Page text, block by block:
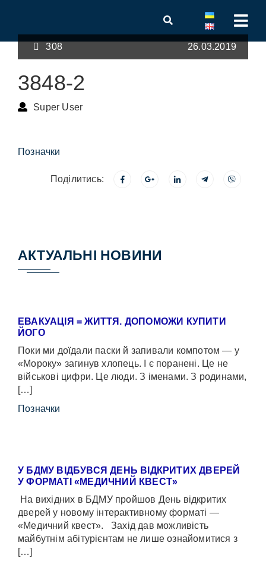
308 26.03.2019
3848-2
Super User
Позначки
Поділитись:
АКТУАЛЬНІ НОВИНИ
ЕВАКУАЦІЯ = ЖИТТЯ. ДОПОМОЖИ КУПИТИ
ЙОГО
Поки ми доїдали паски й запивали компотом — у
«Мороку» загинув хлопець. І є поранені. Це не
військові цифри. Це люди. З іменами. З родинами,
[…]
Позначки
У БДМУ ВІДБУВСЯ ДЕНЬ ВІДКРИТИХ ДВЕРЕЙ
У ФОРМАТІ «МЕДИЧНИЙ КВЕСТ»
На вихідних в БДМУ пройшов День відкритих
дверей у новому інтерактивному форматі —
«Медичний квест». Захід дав можливість
майбутнім абітурієнтам не лише ознайомитися з
[…]